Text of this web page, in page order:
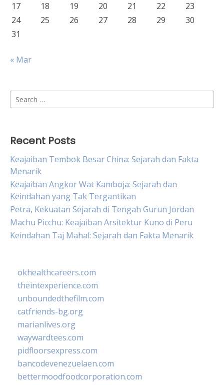
17
18 19 20 21 22
23
24
25 26 27 28 29
30
31
« Mar
Search
for:
Recent Posts
Keajaiban Tembok Besar China: Sejarah dan Fakta
Menarik
Keajaiban Angkor Wat Kamboja: Sejarah dan
Keindahan yang Tak Tergantikan
Petra, Kekuatan Sejarah di Tengah Gurun Jordan
Machu Picchu: Keajaiban Arsitektur Kuno di Peru
Keindahan Taj Mahal: Sejarah dan Fakta Menarik
okhealthcareers.com
theintexperience.com
unboundedthefilm.com
catfriends-bg.org
marianlives.org
waywardtees.com
pidfloorsexpress.com
bancodevenezuelaen.com
bettermoodfoodcorporation.com